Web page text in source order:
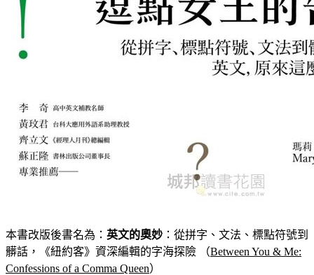
本書改版後書名為： 英文的奧妙 ：從拼字、文法、標點符號到
髒話，《紐約客》資深編輯的字海探險 （Between You & Me:
Confessions of a Comma Queen）